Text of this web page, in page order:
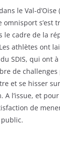
le Val-d’Oise
omnisport s’est
le cadre de la
athlètes ont
SDIS, qui ont
de
et se hisser
A l’issue, et
de